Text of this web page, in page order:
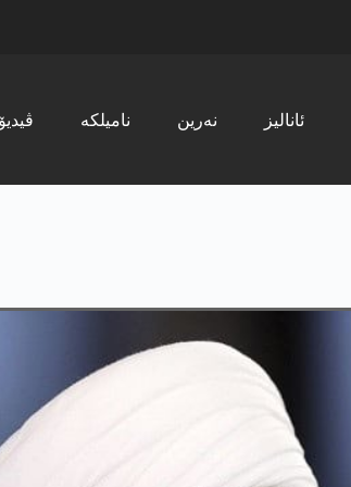
ڤیدیۆ نامیلکە نەرین ئانالیز